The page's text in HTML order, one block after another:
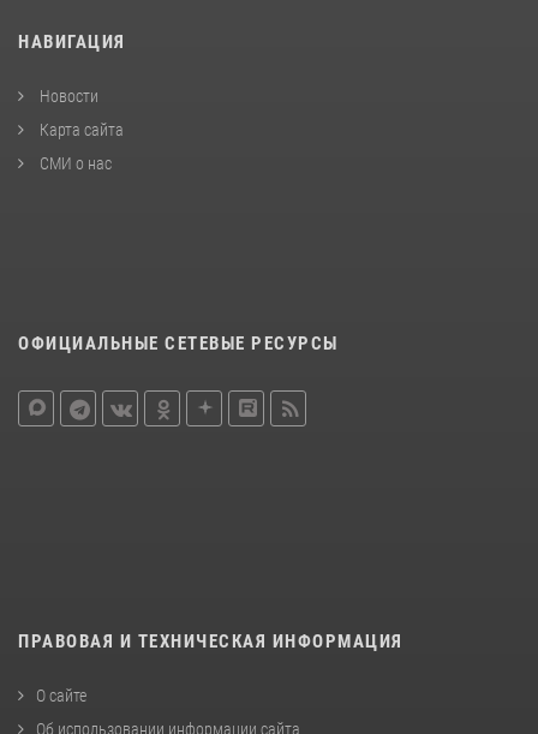
НАВИГАЦИЯ
Новости
Карта сайта
СМИ о нас
ОФИЦИАЛЬНЫЕ СЕТЕВЫЕ РЕСУРСЫ
ПРАВОВАЯ И ТЕХНИЧЕСКАЯ ИНФОРМАЦИЯ
О сайте
Об использовании информации сайта